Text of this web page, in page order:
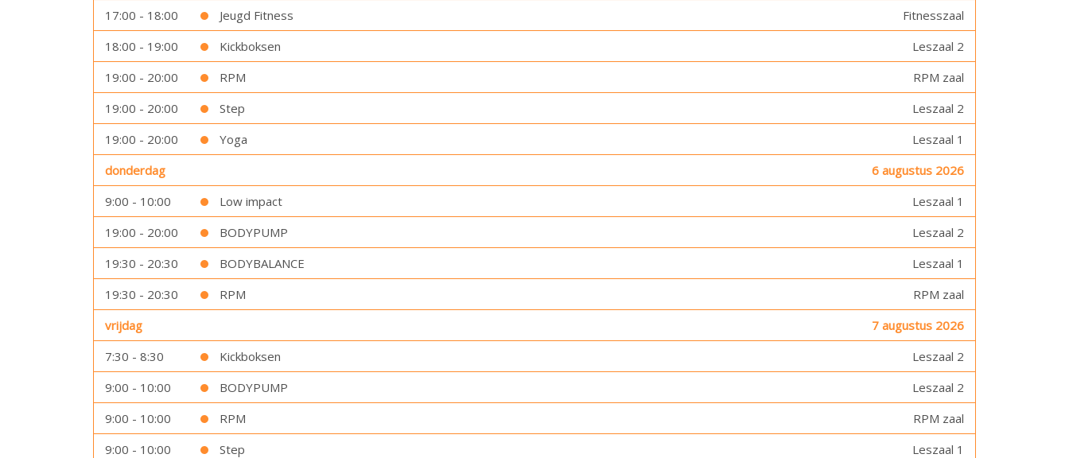
17:00 - 18:00
Jeugd Fitness
Fitnesszaal
18:00 - 19:00
Kickboksen
Leszaal 2
19:00 - 20:00
RPM
RPM zaal
19:00 - 20:00
Step
Leszaal 2
19:00 - 20:00
Yoga
Leszaal 1
donderdag
6 augustus 2026
9:00 - 10:00
Low impact
Leszaal 1
19:00 - 20:00
BODYPUMP
Leszaal 2
19:30 - 20:30
BODYBALANCE
Leszaal 1
19:30 - 20:30
RPM
RPM zaal
vrijdag
7 augustus 2026
7:30 - 8:30
Kickboksen
Leszaal 2
9:00 - 10:00
BODYPUMP
Leszaal 2
9:00 - 10:00
RPM
RPM zaal
9:00 - 10:00
Step
Leszaal 1